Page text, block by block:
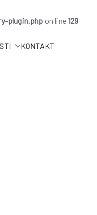
plugin.php on line 129
KONTAKT